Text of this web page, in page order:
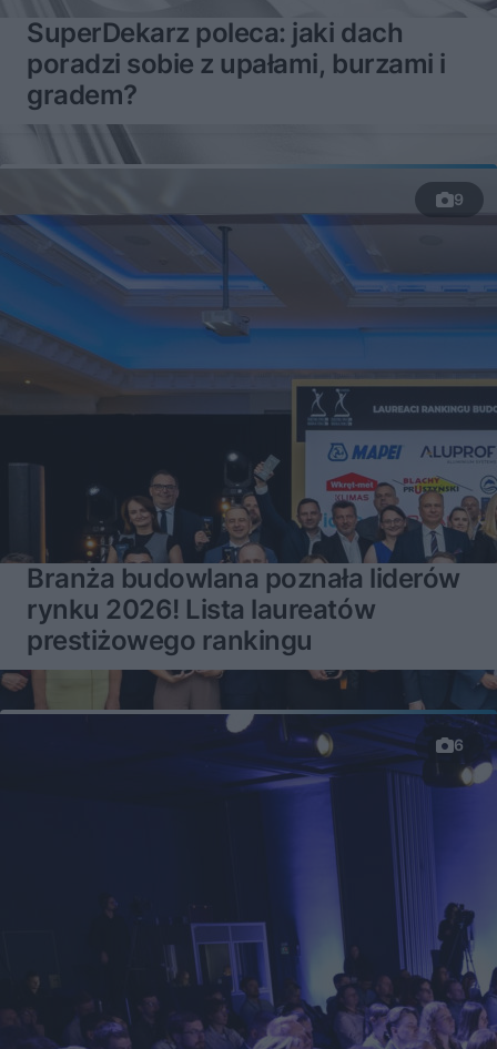
SuperDekarz poleca: jaki dach
poradzi sobie z upałami, burzami i
gradem?
9
Branża budowlana poznała liderów
rynku 2026! Lista laureatów
prestiżowego rankingu
6